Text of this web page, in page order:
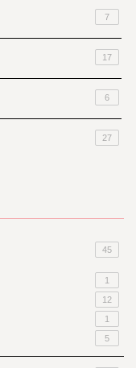
7
17
6
27
45
1
12
1
5